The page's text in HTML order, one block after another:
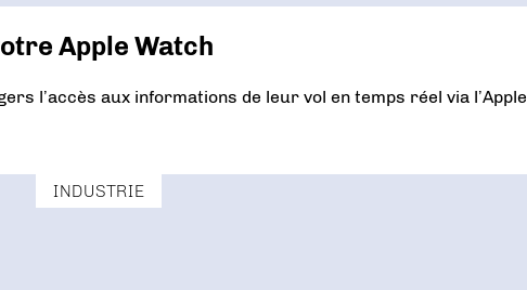
Apple Watch
l’accès aux informations de leur vol en temps réel via l’Apple
INDUSTRIE